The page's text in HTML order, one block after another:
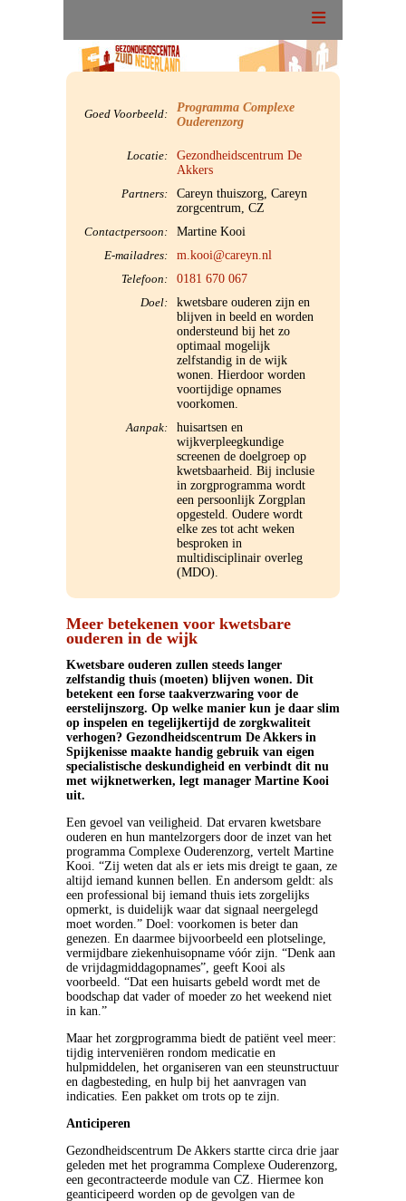
Goed Voorbeeld:
Programma Complexe
Ouderenzorg
Locatie:
Gezondheidscentrum De
Akkers
Partners:
Careyn thuiszorg, Careyn
zorgcentrum, CZ
Contactpersoon: Martine Kooi
E-mailadres: m.kooi@careyn.nl
Telefoon: 0181 670 067
Doel:
kwetsbare ouderen zijn en
blijven in beeld en worden
ondersteund bij het zo
optimaal mogelijk
zelfstandig in de wijk
wonen. Hierdoor worden
voortijdige opnames
voorkomen.
Aanpak:
huisartsen en
wijkverpleegkundige
screenen de doelgroep op
kwetsbaarheid. Bij inclusie
in zorgprogramma wordt
een persoonlijk Zorgplan
opgesteld. Oudere wordt
elke zes tot acht weken
besproken in
multidisciplinair overleg
(MDO).
Meer betekenen voor kwetsbare
ouderen in de wijk
Kwetsbare ouderen zullen steeds langer
zelfstandig thuis (moeten) blijven wonen. Dit
betekent een forse taakverzwaring voor de
eerstelijnszorg. Op welke manier kun je daar slim
op inspelen en tegelijkertijd de zorgkwaliteit
verhogen? Gezondheidscentrum De Akkers in
Spijkenisse maakte handig gebruik van eigen
specialistische deskundigheid en verbindt dit nu
met wijknetwerken, legt manager Martine Kooi
uit.
Een gevoel van veiligheid. Dat ervaren kwetsbare
ouderen en hun mantelzorgers door de inzet van het
programma Complexe Ouderenzorg, vertelt Martine
Kooi. “Zij weten dat als er iets mis dreigt te gaan, ze
altijd iemand kunnen bellen. En andersom geldt: als
een professional bij iemand thuis iets zorgelijks
opmerkt, is duidelijk waar dat signaal neergelegd
moet worden.” Doel: voorkomen is beter dan
genezen. En daarmee bijvoorbeeld een plotselinge,
vermijdbare ziekenhuisopname vóór zijn. “Denk aan
de vrijdagmiddagopnames”, geeft Kooi als
voorbeeld. “Dat een huisarts gebeld wordt met de
boodschap dat vader of moeder zo het weekend niet
in kan.”
Maar het zorgprogramma biedt de patiënt veel meer:
tijdig interveniëren rondom medicatie en
hulpmiddelen, het organiseren van een steunstructuur
en dagbesteding, en hulp bij het aanvragen van
indicaties. Een pakket om trots op te zijn.
Anticiperen
Gezondheidscentrum De Akkers startte circa drie jaar
geleden met het programma Complexe Ouderenzorg,
een gecontracteerde module van CZ. Hiermee kon
geanticipeerd worden op de gevolgen van de
Missie & Visie
Gezondheidscentra
Portfolio
Wijkgericht werken
Masterclass 21 november 2023
Leren van wijkdata